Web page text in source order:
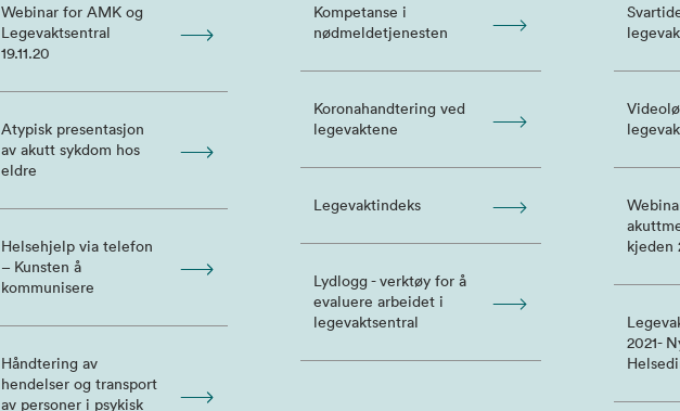
Webinar for AMK og
Legevaktsentral
19.11.20
Atypisk presentasjon
av akutt sykdom hos
eldre
Helsehjelp via telefon
– Kunsten å
kommunisere
Håndtering av
hendelser og transport
av personer i psykisk
Kompetanse i
nødmeldetjenesten
Koronahandtering ved
legevaktene
Legevaktindeks
Lydlogg - verktøy for å
evaluere arbeidet i
legevaktsentral
kjeden
2021-